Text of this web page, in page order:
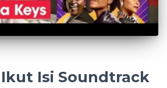
Ikut Isi Soundtrack